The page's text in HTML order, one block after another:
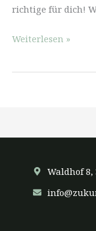
richtige für dich!
Yoga
Abend
Weiterlesen »
Waldhof 8,